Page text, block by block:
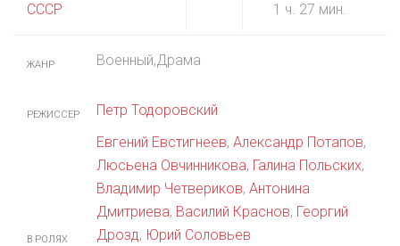
СССР 1 ч. 27 мин.
ЖАНР Военный,Драма
РЕЖИССЕР Петр Тодоровский
В РОЛЯХ
Евгений Евстигнеев, Александр Потапов,
Люсьена Овчинникова, Галина Польских,
Владимир Четвериков, Антонина
Дмитриева, Василий Краснов, Георгий
Дрозд, Юрий Соловьев